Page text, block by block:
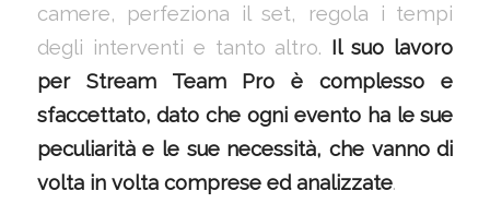
camere, perfeziona il set, regola i tempi
degli interventi e tanto altro. Il suo lavoro
per Stream Team Pro è complesso e
sfaccettato, dato che ogni evento ha le sue
peculiarità e le sue necessità, che vanno di
volta in volta comprese ed analizzate.